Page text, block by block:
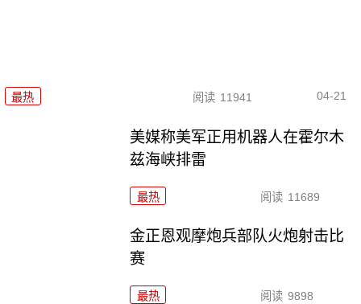
最热 阅读 11941 04-21
美媒称美军正用机器人在霍尔木
兹海峡排雷
最热 阅读 11689
金正恩观摩炮兵部队火炮射击比
赛
最热 阅读 9898